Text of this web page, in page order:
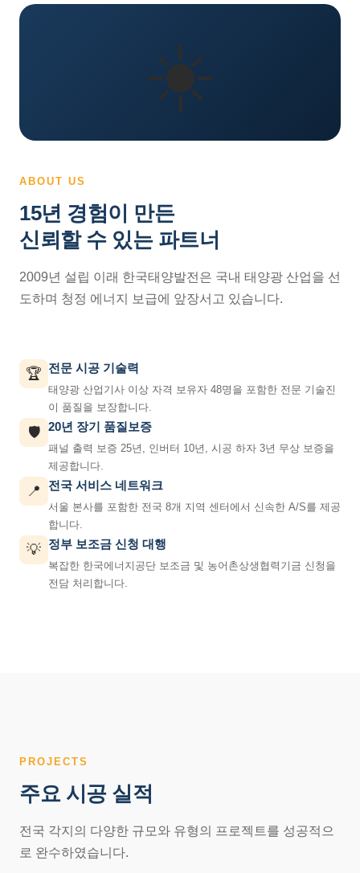
☀️
ABOUT US
15년 경험이 만든
신뢰할 수 있는 파트너
2009년 설립 이래 한국태양발전은 국내 태양광 산업을 선
도하며 청정 에너지 보급에 앞장서고 있습니다.
🏆 전문 시공 기술력
태양광 산업기사 이상 자격 보유자 48명을 포함한 전문 기술진
이 품질을 보장합니다.
🛡️ 20년 장기 품질보증
패널 출력 보증 25년, 인버터 10년, 시공 하자 3년 무상 보증을
제공합니다.
📍 전국 서비스 네트워크
서울 본사를 포함한 전국 8개 지역 센터에서 신속한 A/S를 제공
합니다.
💡 정부 보조금 신청 대행
복잡한 한국에너지공단 보조금 및 농어촌상생협력기금 신청을
전담 처리합니다.
PROJECTS
주요 시공 실적
전국 각지의 다양한 규모와 유형의 프로젝트를 성공적으
로 완수하였습니다.